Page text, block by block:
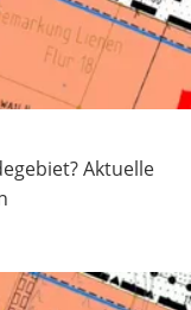
Aktuelle